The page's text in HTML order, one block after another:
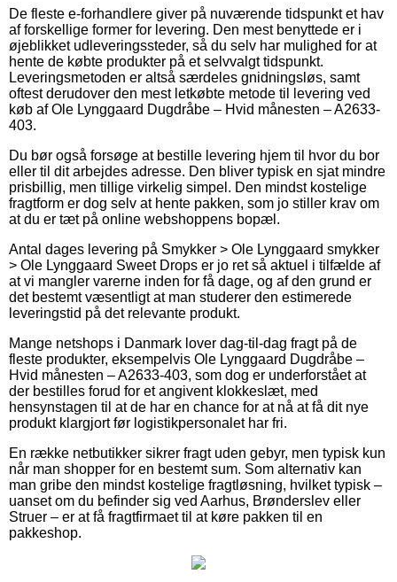
De fleste e-forhandlere giver på nuværende tidspunkt et hav
af forskellige former for levering. Den mest benyttede er i
øjeblikket udleveringssteder, så du selv har mulighed for at
hente de købte produkter på et selvvalgt tidspunkt.
Leveringsmetoden er altså særdeles gnidningsløs, samt
oftest derudover den mest letkøbte metode til levering ved
køb af Ole Lynggaard Dugdråbe – Hvid månesten – A2633-
403.
Du bør også forsøge at bestille levering hjem til hvor du bor
eller til dit arbejdes adresse. Den bliver typisk en sjat mindre
prisbillig, men tillige virkelig simpel. Den mindst kostelige
fragtform er dog selv at hente pakken, som jo stiller krav om
at du er tæt på online webshoppens bopæl.
Antal dages levering på Smykker > Ole Lynggaard smykker
> Ole Lynggaard Sweet Drops er jo ret så aktuel i tilfælde af
at vi mangler varerne inden for få dage, og af den grund er
det bestemt væsentligt at man studerer den estimerede
leveringstid på det relevante produkt.
Mange netshops i Danmark lover dag-til-dag fragt på de
fleste produkter, eksempelvis Ole Lynggaard Dugdråbe –
Hvid månesten – A2633-403, som dog er underforstået at
der bestilles forud for et angivent klokkeslæt, med
hensynstagen til at de har en chance for at nå at få dit nye
produkt klargjort før logistikpersonalet har fri.
En række netbutikker sikrer fragt uden gebyr, men typisk kun
når man shopper for en bestemt sum. Som alternativ kan
man gribe den mindst kostelige fragtløsning, hvilket typisk –
uanset om du befinder sig ved Aarhus, Brønderslev eller
Struer – er at få fragtfirmaet til at køre pakken til en
pakkeshop.